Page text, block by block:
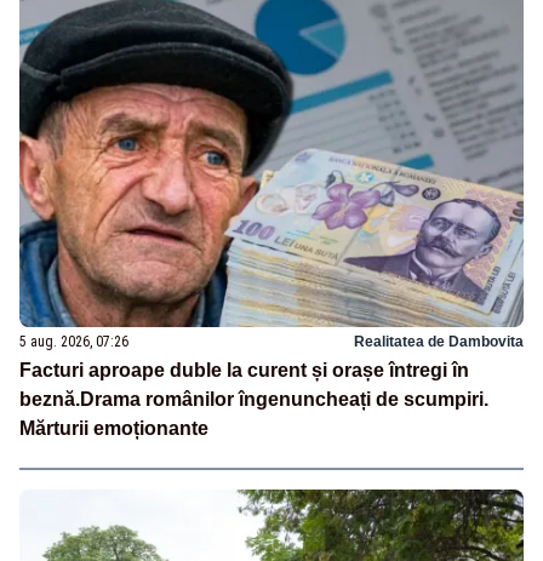
5 aug. 2026, 07:26 Realitatea de Dambovita
Facturi aproape duble la curent și orașe întregi în
beznă.Drama românilor îngenuncheați de scumpiri.
Mărturii emoționante